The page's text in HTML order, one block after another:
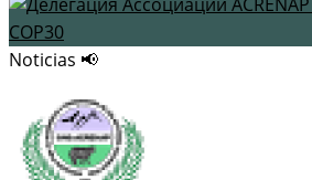
Noticias 📢